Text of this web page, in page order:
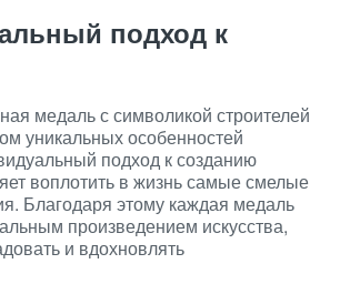
подход к
медаль с символикой строителей
уникальных особенностей
подход к созданию
воплотить в жизнь самые смелые
Благодаря этому каждая медаль
произведением искусства,
и вдохновлять